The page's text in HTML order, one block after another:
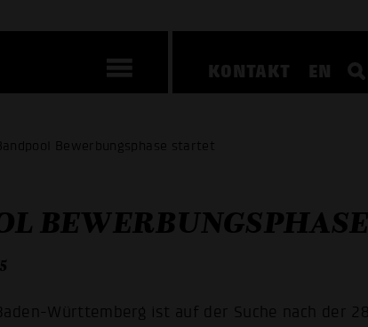
KONTAKT EN
Bewerbungsphase startet
Württemberg ist auf der Suche nach der